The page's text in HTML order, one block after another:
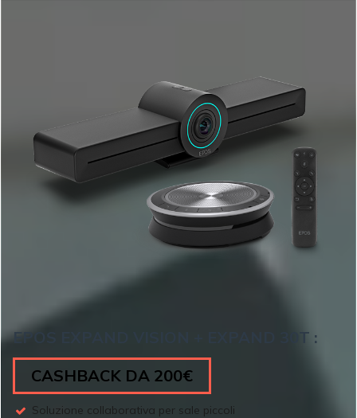
EPOS EXPAND VISION + EXPAND 30T :
CASHBACK DA 200€
Soluzione collaborativa per sale piccoli